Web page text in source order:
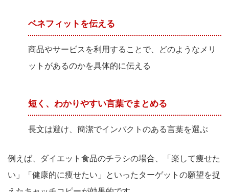
ベネフィットを伝える
商品やサービスを利用することで、どのようなメリ
ットがあるのかを具体的に伝える
短く、わかりやすい言葉でまとめる
長文は避け、簡潔でインパクトのある言葉を選ぶ
例えば、ダイエット食品のチラシの場合、「楽して痩せた
い」「健康的に痩せたい」といったターゲットの願望を捉